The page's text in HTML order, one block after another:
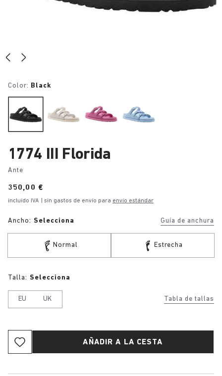
Color: Black
1774 III Florida
Ante
Price:
350,00 €
incluido IVA | sin gastos de envío para envío estándar
Ancho: Selecciona Guía de anchura
Normal Estrecha
Tabla de tallas
Talla: Selecciona
EU UK
AÑADIR A LA CESTA